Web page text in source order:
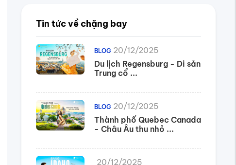
Tin tức về chặng bay
BLOG 20/12/2025
Du lịch Regensburg - Di sản
Trung cổ ...
BLOG 20/12/2025
Thành phố Quebec Canada
- Châu Âu thu nhỏ ...
20/12/2025